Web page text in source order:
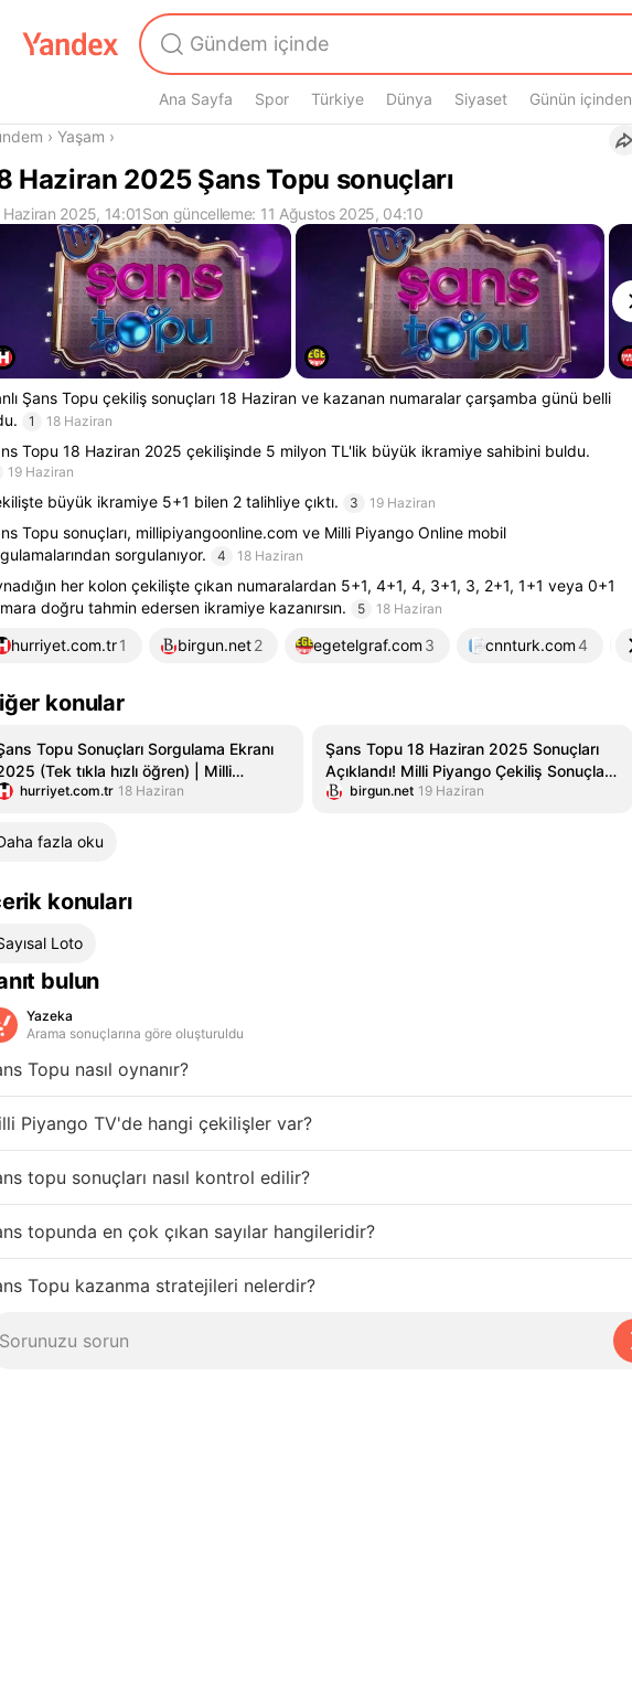
Ana Sayfa Spor Türkiye Dünya Siyaset Günün içinden
› Yaşam ›
Haziran 2025 Şans Topu sonuçları
Haziran 2025, 14:01Son güncelleme: 11 Ağustos 2025, 04:10
Şans Topu çekiliş sonuçları 18 Haziran ve kazanan numaralar çarşamba günü belli
1 18 Haziran
Topu 18 Haziran 2025 çekilişinde 5 milyon TL'lik büyük ikramiye sahibini buldu.
19 Haziran
büyük ikramiye 5+1 bilen 2 talihliye çıktı. 3 19 Haziran
Topu sonuçları, millipiyangoonline.com ve Milli Piyango Online mobil
sorgulanıyor.
4 18 Haziran
her kolon çekilişte çıkan numaralardan 5+1, 4+1, 4, 3+1, 3, 2+1, 1+1 veya 0+1
doğru tahmin edersen ikramiye kazanırsın.
5 18 Haziran
hurriyet.com.tr1 birgun.net2 egetelgraf.com 3 cnnturk.com4
konular
Topu Sonuçları Sorgulama Ekranı
(Tek tıkla hızlı öğren) | Milli
Online 18 Haziran Şans Topu
oldu: Büyük ikramiye 2 kişiye çıktı!
hurriyet.com.tr 18 Haziran
Şans Topu 18 Haziran 2025 Sonuçları
Açıklandı! Milli Piyango Çekiliş Sonuçları
Sorgulama Ekranı | 18 Haziran 2025
birgun.net 19 Haziran
fazla oku
konuları
Loto
bulun
Yazeka
Arama sonuçlarına göre oluşturuldu
Topu nasıl oynanır?
Piyango TV'de hangi çekilişler var?
topu sonuçları nasıl kontrol edilir?
topunda en çok çıkan sayılar hangileridir?
Topu kazanma stratejileri nelerdir?